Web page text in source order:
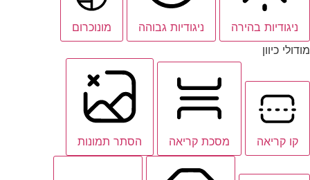
ניגודיות בהירה ניגודיות גבוהה
מונוכרום
מודולי כיוון
קו קריאה מסכת קריאה הסתר תמונות